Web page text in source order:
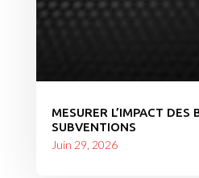
MESURER L’IMPACT DES
SUBVENTIONS
Juin 29, 2026